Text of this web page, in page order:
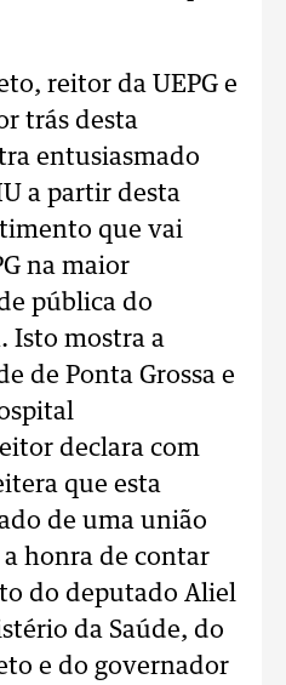
reitor da UEPG e
trás desta
entusiasmado
a partir desta
que vai
na maior
pública do
Isto mostra a
de Ponta Grossa e
declara com
que esta
de uma união
a honra de contar
do deputado Aliel
da Saúde, do
e do governador